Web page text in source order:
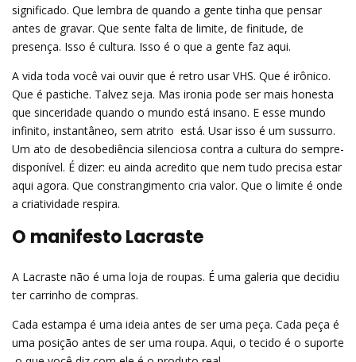
significado. Que lembra de quando a gente tinha que pensar
antes de gravar. Que sente falta de limite, de finitude, de
presença. Isso é cultura. Isso é o que a gente faz aqui.
A vida toda você vai ouvir que é retro usar VHS. Que é irônico.
Que é pastiche. Talvez seja. Mas ironia pode ser mais honesta
que sinceridade quando o mundo está insano. E esse mundo 
infinito, instantâneo, sem atrito  está. Usar isso é um sussurro.
Um ato de desobediência silenciosa contra a cultura do sempre-
disponível. É dizer: eu ainda acredito que nem tudo precisa estar
aqui agora. Que constrangimento cria valor. Que o limite é onde
a criatividade respira.
O manifesto Lacraste
A Lacraste não é uma loja de roupas. É uma galeria que decidiu
ter carrinho de compras.
Cada estampa é uma ideia antes de ser uma peça. Cada peça é
uma posição antes de ser uma roupa. Aqui, o tecido é o suporte